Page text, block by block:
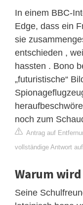
In einem BBC-
Edge, dass ein
sie
entschieden ,
hassten . Bono
„futuristische“
noch zum
Antrag auf
vollständige Antwort
Warum
Seine